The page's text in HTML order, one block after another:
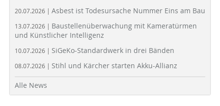
20.07.2026 | Asbest ist Todesursache Nummer Eins am Bau
13.07.2026 | Baustellenüberwachung mit Kameratürmen
und Künstlicher Intelligenz
10.07.2026 | SiGeKo-Standardwerk in drei Bänden
08.07.2026 | Stihl und Kärcher starten Akku-Allianz
Alle News